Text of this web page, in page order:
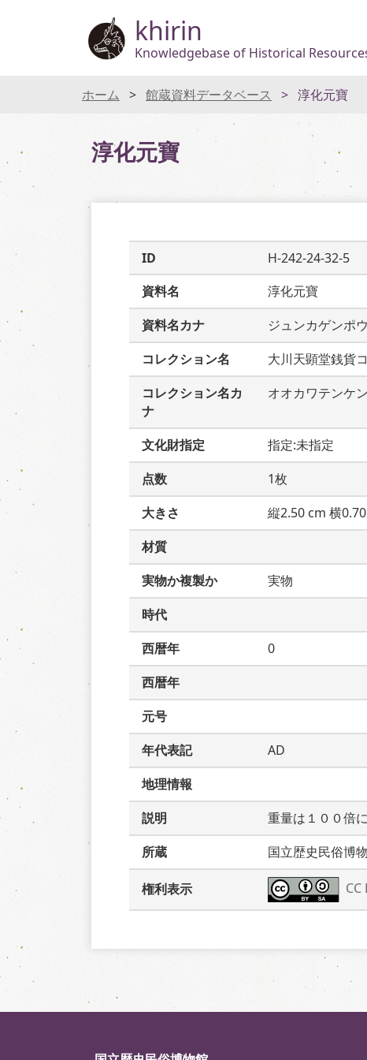
khirin
Knowledgebase of Historical
ホーム 館蔵資料データベース 淳化元寶
淳化元寶
ID
H-242-24-32-5
資料名
淳化元寶
資料名カナ
ジュンカゲンポウ
コレクション名
大川天顕堂銭貨
コレクション名カ
ナ
オオカワテンケ
文化財指定
指定:未指定
点数
1枚
大きさ
縦2.50 cm 横
材質
実物か複製か
実物
時代
西暦年
0
西暦年
元号
年代表記
AD
地理情報
説明
重量は１００倍
所蔵
国立歴史民俗博
権利表示 CC